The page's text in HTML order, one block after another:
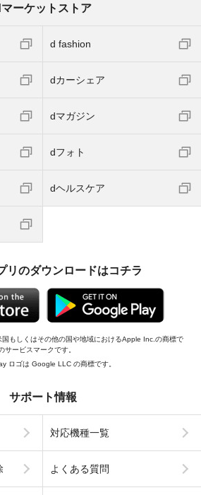
ーケットストア
d fashion
dカーシェア
dマガジン
dフォト
dヘルスケア
リのダウンロードはコチラ
もしくはその他の国や地域におけるApple Inc.の商標で
ービスマークです。
ロゴは Google LLC の商標です。
サポート情報
対応機種一覧
よくある質問